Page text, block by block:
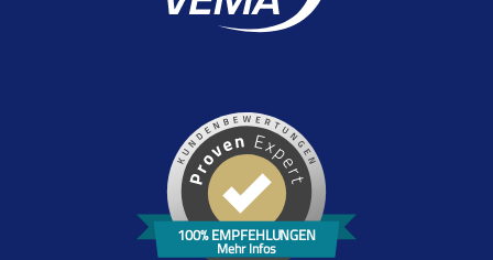
100% EMPFEHLUNGEN
Mehr Infos